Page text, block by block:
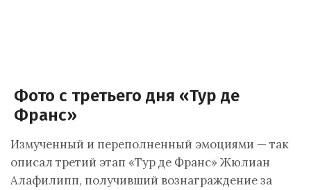
Фото с третьего дня «Тур де
Франс»
Измученный и переполненный эмоциями — так
описал третий этап «Тур де Франс» Жюлиан
Алафилипп, получивший вознаграждение за